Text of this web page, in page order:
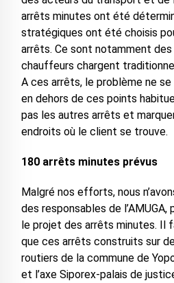
arrêts minutes ont été
stratégiques ont été choisis
arrêts. Ce sont notamment
chauffeurs chargent
A ces arrêts, le problème ne
en dehors de ces points
pas les autres arrêts et
endroits où le client se trouve.
180 arrêts minutes prévus
Malgré nos efforts, nous
des responsables de
le projet des arrêts minutes. Il
que ces arrêts construits sur
routiers de la commune de
et l’axe Siporex-palais de